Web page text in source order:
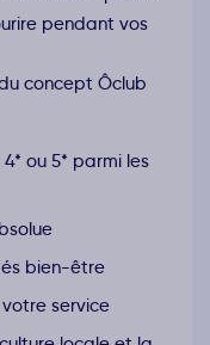
pendant vos
concept Ôclub
ou 5* parmi les
bien-être
service